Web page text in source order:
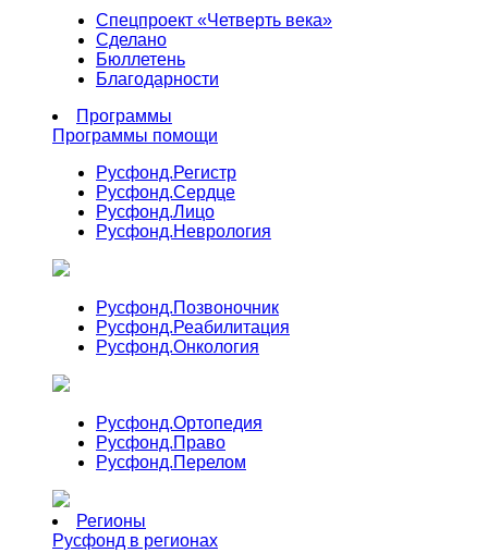
Спецпроект «Четверть века»
Сделано
Бюллетень
Благодарности
Программы
Программы помощи
Русфонд.Регистр
Русфонд.Сердце
Русфонд.Лицо
Русфонд.Неврология
Русфонд.Позвоночник
Русфонд.Реабилитация
Русфонд.Онкология
Русфонд.Ортопедия
Русфонд.Право
Русфонд.Перелом
Регионы
Русфонд в регионах